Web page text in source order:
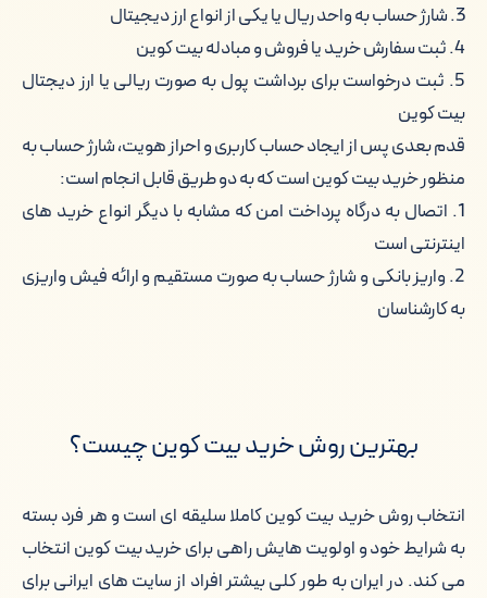
3. شارژ حساب به واحد ریال یا یکی از انواع ارز دیجیتال
4. ثبت سفارش خرید یا فروش و مبادله بیت کوین
5. ثبت درخواست برای برداشت پول به صورت ریالی یا ارز دیجتال
بیت کوین
قدم بعدی پس از ایجاد حساب کاربری و احراز هویت، شارژ حساب به
منظور خرید بیت کوین است که به دو طریق قابل انجام است:
1. اتصال به درگاه پرداخت امن که مشابه با دیگر انواع خرید های
اینترنتی است
2. واریز بانکی و شارژ حساب به صورت مستقیم و ارائه فیش واریزی
به کارشناسان
بهترین روش خرید بیت کوین چیست؟
انتخاب روش خرید بیت کوین کاملا سلیقه ای است و هر فرد بسته
به شرایط خود و اولویت هایش راهی برای خرید بیت کوین انتخاب
می کند. در ایران به طور کلی بیشتر افراد از سایت های ایرانی برای